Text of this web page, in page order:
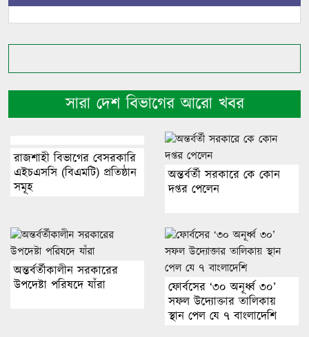
সারা দেশ বিভাগের আরো খবর
রাজশাহী বিভাগের বেসরকারি
এইচএসসি (বিএমটি) প্রতিষ্ঠান
সমূহ
অন্তর্বর্তী সরকারে কে কোন
দপ্তর পেলেন
অন্তর্বর্তীকালীন সরকারের
উপদেষ্টা পরিষদে যাঁরা
ফোর্বসের ‘৩০ অনূর্ধ্ব ৩০’
সফল উদ্যোক্তার তালিকায়
স্থান পেল যে ৭ বাংলাদেশি